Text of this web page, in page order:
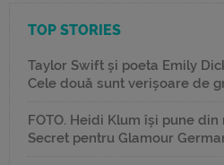
TOP STORIES
Taylor Swift și poeta Emily
Cele două sunt verișoare de
FOTO. Heidi Klum își pune din
Secret pentru Glamour